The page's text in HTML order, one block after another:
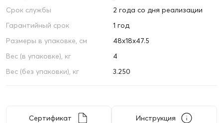
Срок службы
2 года со дня реализации
Гарантийный срок
1 год
Размеры в упаковке, см
48х18х47.5
Вес (в упаковке), кг
4
Вес (без упаковки), кг
3.250
Сертификат Инструкция